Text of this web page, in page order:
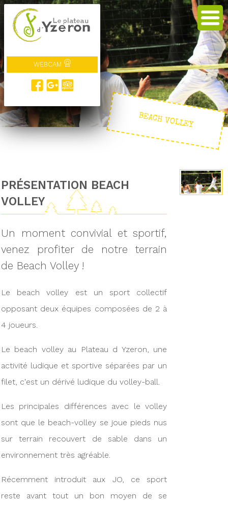
WEBCAM
BEACH VOLLEY
PRÉSENTATION BEACH
VOLLEY
Un moment convivial et sportif,
venez profiter de notre terrain
de Beach Volley !
Le beach volley est un sport collectif
opposant deux équipes composées de 2 à
4 joueurs.
Le beach volley au Plateau d Yzeron, une
activité ludique et sportive séparées par un
filet, c'est un dérivé ludique du volley-ball.
Les principales différences avec le volley
sont que le beach-volley se joue pieds nus
sur terrain recouvert de sable dans un
environnement très agréable.
Récemment introduit aux JO, ce sport
reste avant tout un bon moyen de se